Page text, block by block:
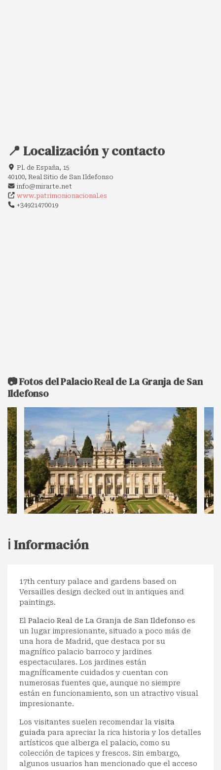
📍 Localización y contacto
Pl. de España, 15
40100, Real Sitio de San Ildefonso
info@mirarte.net
www.patrimonionacional.es
+34921470019
📷 Fotos del Palacio Real de La Granja de San
Ildefonso
ℹ️ Información
17th century palace and gardens based on
Versailles design decked out in antiques and
paintings.
El Palacio Real de La Granja de San Ildefonso es
un lugar impresionante, situado a poco más de
una hora de Madrid, que destaca por su
magnífico palacio barroco y jardines
espectaculares. Los jardines están
magníficamente cuidados y cuentan con
numerosas fuentes que, aunque no siempre
están en funcionamiento, son un atractivo visual
impresionante.
Los visitantes suelen recomendar la visita
guiada para apreciar la rica historia y los detalles
artísticos que alberga el palacio, como su
colección de tapices y frescos. Sin embargo,
algunos usuarios han mencionado que el acceso